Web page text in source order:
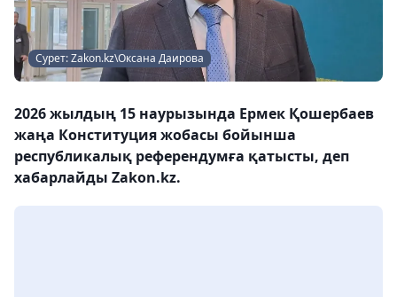
Сурет: Zakon.kz\Оксана Даирова
2026 жылдың 15 наурызында Ермек Қошербаев
жаңа Конституция жобасы бойынша
республикалық референдумға қатысты, деп
хабарлайды Zakon.kz.